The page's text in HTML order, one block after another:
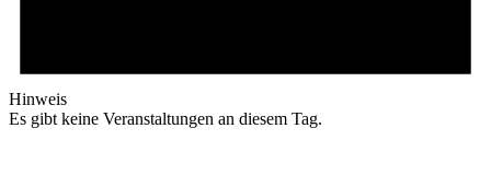
Hinweis
Es gibt keine Veranstaltungen an diesem Tag.